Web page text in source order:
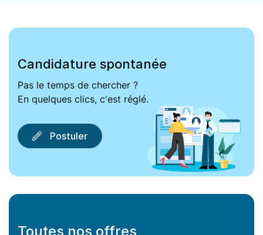
Candidature spontanée
Pas le temps de chercher ?
En quelques clics, c'est réglé.
Postuler
Toutes nos offres